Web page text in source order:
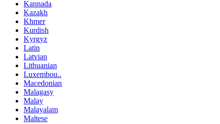
Kannada
Kazakh
Khmer
Kurdish
Kyrgyz
Latin
Latvian
Lithuanian
Luxembou..
Macedonian
Malagasy
Malay
Malayalam
Maltese